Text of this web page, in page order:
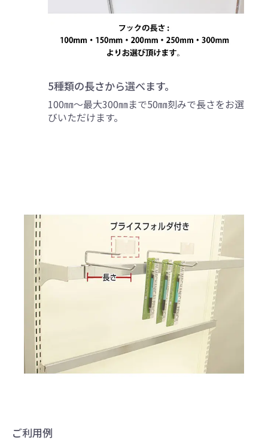
5種類の長さから選べます。
100㎜～最大300㎜まで50㎜刻みで長さをお選
びいただけます。
ご利用例